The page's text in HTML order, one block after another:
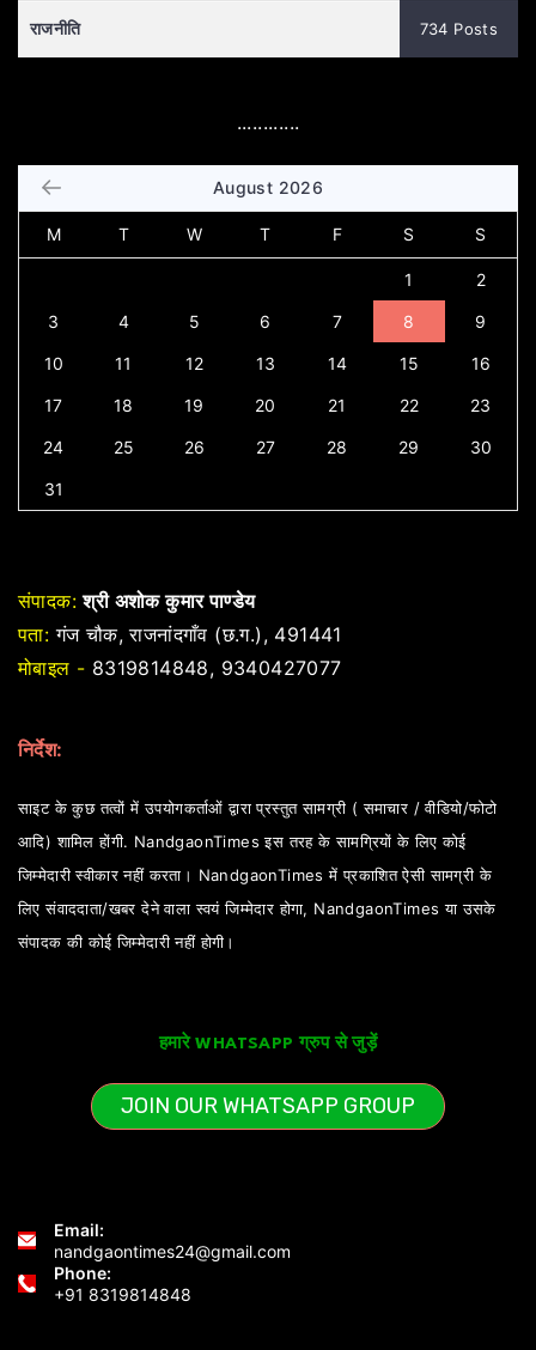
राजनीति 734 Posts
............
August 2026
M T W T F S S
1 2
3 4 5 6 7 8 9
10 11 12 13 14 15 16
17 18 19 20 21 22 23
24 25 26 27 28 29 30
31
संपादक: श्री अशोक कुमार पाण्डेय
पता: गंज चौक, राजनांदगाँव (छ.ग.), 491441
मोबाइल - 8319814848, 9340427077
निर्देश:
साइट के कुछ तत्वों में उपयोगकर्ताओं द्वारा प्रस्तुत सामग्री ( समाचार / वीडियो/फोटो
आदि) शामिल होंगी. NandgaonTimes इस तरह के सामग्रियों के लिए कोई
जिम्मेदारी स्वीकार नहीं करता। NandgaonTimes में प्रकाशित ऐसी सामग्री के
लिए संवाददाता/खबर देने वाला स्वयं जिम्मेदार होगा, NandgaonTimes या उसके
संपादक की कोई जिम्मेदारी नहीं होगी।
हमारे WHATSAPP ग्रुप से जुड़ें
JOIN OUR WHATSAPP GROUP
Email:
nandgaontimes24@gmail.com
Phone:
+91 8319814848